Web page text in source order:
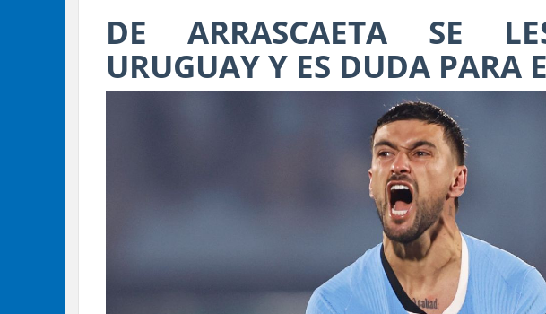
DE ARRASCAETA SE
URUGUAY Y ES DUDA PARA